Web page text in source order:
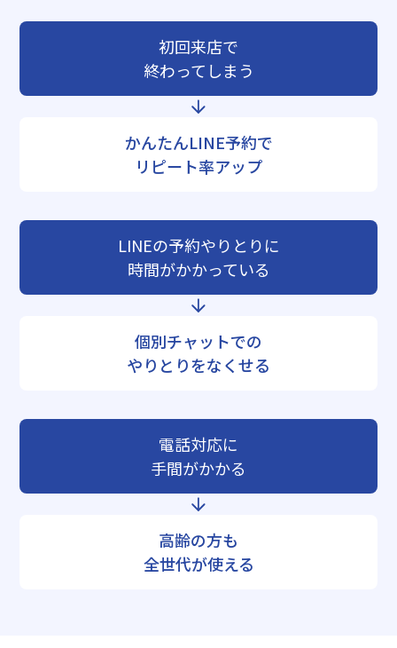
初回来店で
終わってしまう
かんたんLINE予約で
リピート率アップ
LINEの予約やりとりに
時間がかかっている
個別チャットでの
やりとりをなくせる
電話対応に
手間がかかる
高齢の方も
全世代が使える